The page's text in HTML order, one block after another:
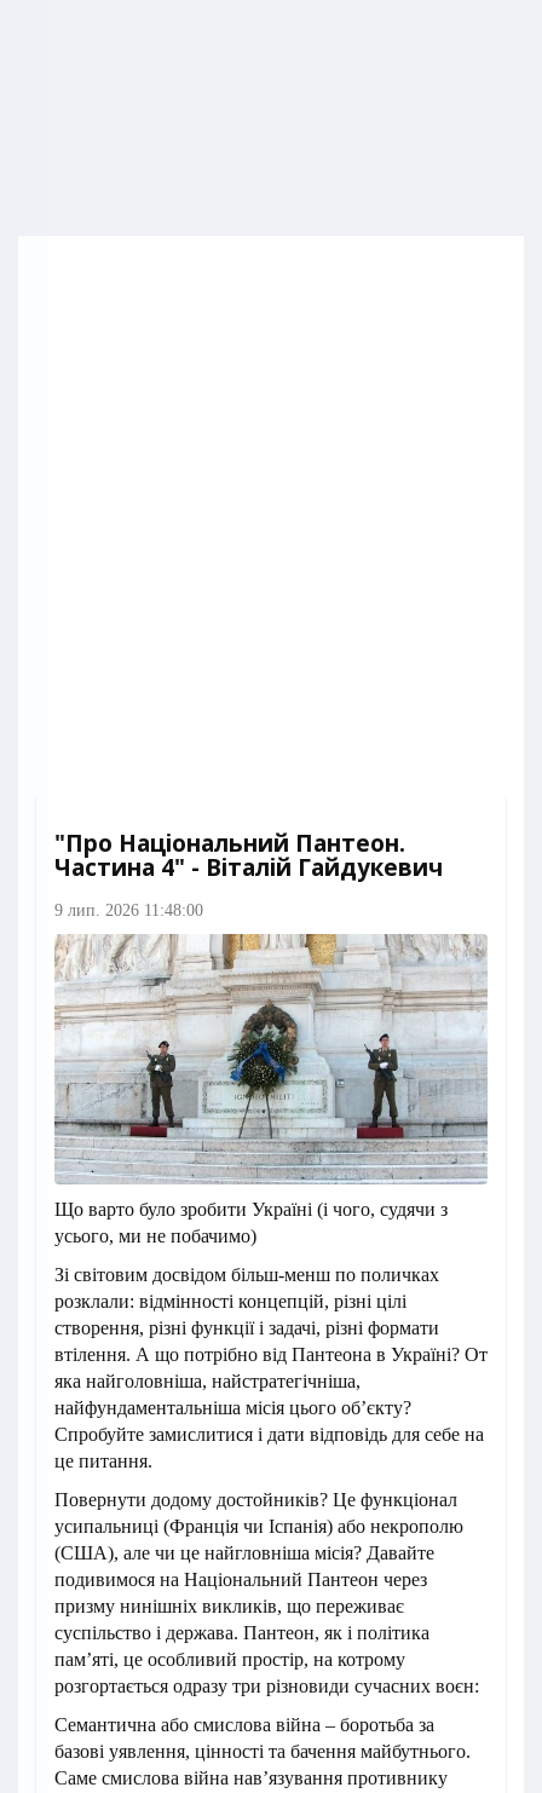
"Про Національний Пантеон.
Частина 4" - Віталій Гайдукевич
9 лип. 2026 11:48:00
Що варто було зробити Україні (і чого, судячи з
усього, ми не побачимо)
Зі світовим досвідом більш-менш по поличках
розклали: відмінності концепцій, різні цілі
створення, різні функції і задачі, різні формати
втілення. А що потрібно від Пантеона в Україні? От
яка найголовніша, найстратегічніша,
найфундаментальніша місія цього об’єкту?
Спробуйте замислитися і дати відповідь для себе на
це питання.
Повернути додому достойників? Це функціонал
усипальниці (Франція чи Іспанія) або некрополю
(США), але чи це найгловніша місія? Давайте
подивимося на Національний Пантеон через
призму нинішніх викликів, що переживає
суспільство і держава. Пантеон, як і політика
пам’яті, це особливий простір, на котрому
розгортається одразу три різновиди сучасних воєн:
Семантична або смислова війна – боротьба за
базові уявлення, цінності та бачення майбутнього.
Саме смислова війна нав’язування противнику